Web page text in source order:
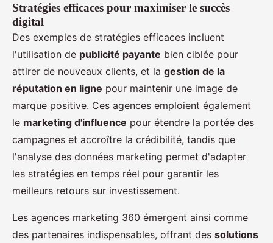
Stratégies efficaces pour maximiser le succès
digital
Des exemples de stratégies efficaces incluent
l'utilisation de publicité payante bien ciblée pour
attirer de nouveaux clients, et la gestion de la
réputation en ligne pour maintenir une image de
marque positive. Ces agences emploient également
le marketing d'influence pour étendre la portée des
campagnes et accroître la crédibilité, tandis que
l'analyse des données marketing permet d'adapter
les stratégies en temps réel pour garantir les
meilleurs retours sur investissement.
Les agences marketing 360 émergent ainsi comme
des partenaires indispensables, offrant des solutions